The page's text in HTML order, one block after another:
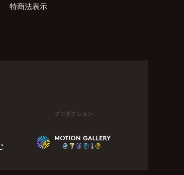
特商法表示
プロダクション